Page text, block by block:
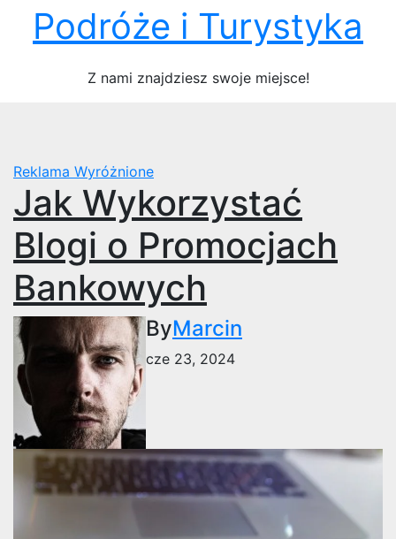
Podróże i Turystyka
Z nami znajdziesz swoje miejsce!
Reklama Wyróżnione
Jak Wykorzystać
Blogi o Promocjach
Bankowych
ByMarcin
cze 23, 2024